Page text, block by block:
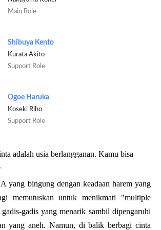
Main Role
Shibuya Kento
Kurata Akito
Support Role
Ogoe Haruka
Koseki Riho
Support Role
adalah usia berlangganan. Kamu bisa
yang bingung dengan keadaan harem yang
memutuskan untuk menikmati "multiple
gadis yang menarik sambil dipengaruhi
yang aneh. Namun, di balik berbagi cinta